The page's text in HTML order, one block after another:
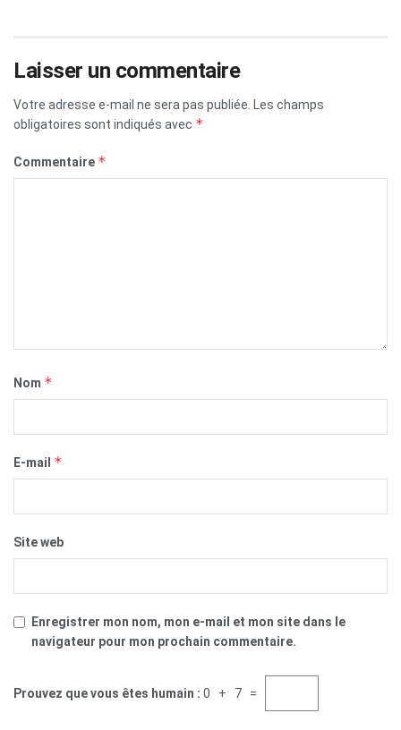
Laisser un commentaire
Votre adresse e-mail ne sera pas publiée.
Les champs
obligatoires sont indiqués avec *
Commentaire *
Nom *
E-mail *
Site web
Enregistrer mon nom, mon e-mail et mon site dans le
navigateur pour mon prochain commentaire.
Prouvez que vous êtes humain : 0 + 7 =